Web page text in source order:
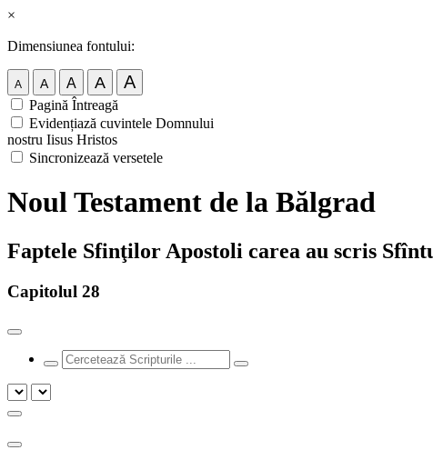
×
Dimensiunea fontului:
A A A A A
Pagină Întreagă
Evidențiază cuvintele Domnului
nostru Iisus Hristos
Sincronizează versetele
Noul Testament de la Bălgrad
Faptele Sfinţilor Apostoli carea au scris
Capitolul 28